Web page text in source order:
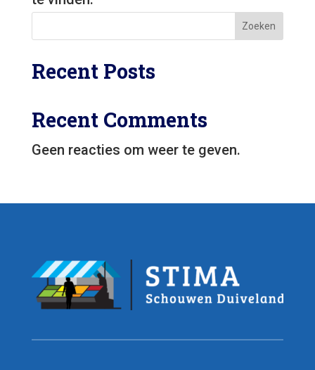
Zoeken
Recent Posts
Recent Comments
Geen reacties om weer te geven.